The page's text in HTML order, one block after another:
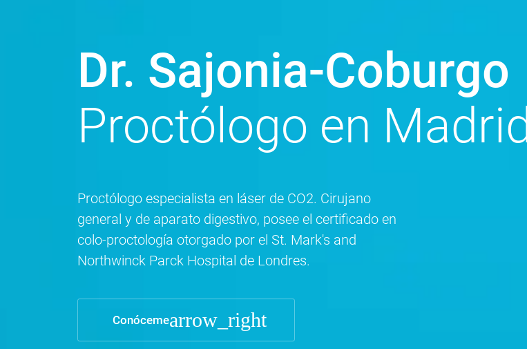
Dr. Sajonia-Coburgo
Proctólogo en Madrid
Proctólogo especialista en láser de CO2. Cirujano
general y de aparato digestivo, posee el certificado en
colo-proctología otorgado por el St. Mark's and
Northwinck Parck Hospital de Londres.
Conócemearrow_right